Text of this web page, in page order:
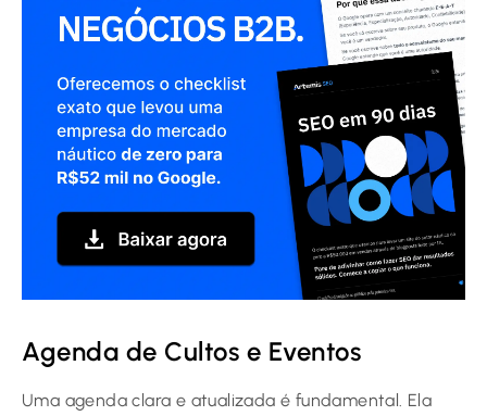
Agenda de Cultos e Eventos
Uma agenda clara e atualizada é fundamental. Ela